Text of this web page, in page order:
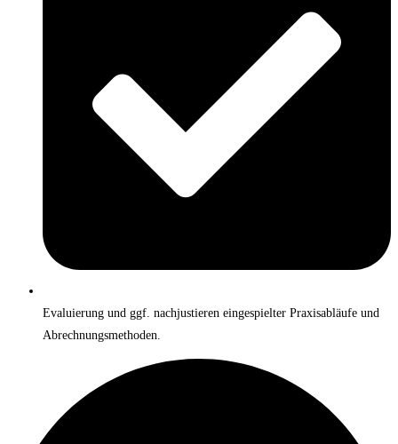
Evaluierung und ggf. nachjustieren eingespielter Praxisabläufe und
Abrechnungsmethoden.